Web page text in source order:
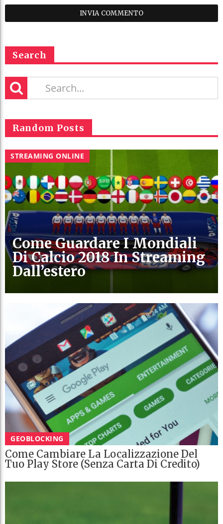
Search
Random Posts
STREAMING ONLINE
Come Guardare I Mondiali
Di Calcio 2018 In Streaming
Dall’estero
GEOBLOCKING
Come Cambiare La Localizzazione Del
Tuo Play Store (senza Carta Di Credito)